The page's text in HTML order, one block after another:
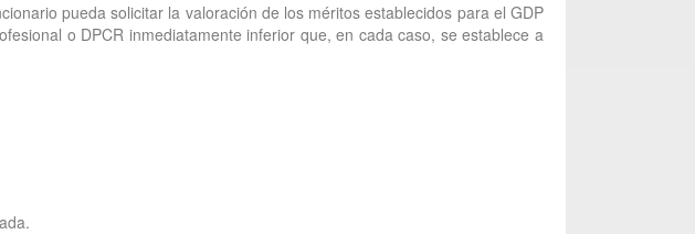
pueda solicitar la valoración de los méritos establecidos para el GDP
o DPCR inmediatamente inferior que, en cada caso, se establece a